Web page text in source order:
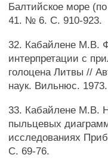
Балтийское море
41. № 6. С. 910-923.
32. Кабайлене М.В.
интерпретации с
голоцена Литвы //
наук. Вильнюс.
33. Кабайлене М.В.
пыльцевых
исследованиях
С. 69-76.